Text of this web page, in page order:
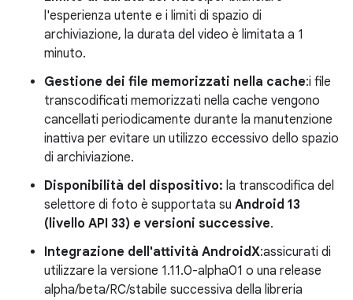
l'esperienza utente e i limiti di spazio di
archiviazione, la durata del video è limitata a 1
minuto.
Gestione dei file memorizzati nella cache:i file
transcodificati memorizzati nella cache vengono
cancellati periodicamente durante la manutenzione
inattiva per evitare un utilizzo eccessivo dello spazio
di archiviazione.
Disponibilità del dispositivo: la transcodifica del
selettore di foto è supportata su Android 13
(livello API 33) e versioni successive.
Integrazione dell'attività AndroidX:assicurati di
utilizzare la versione 1.11.0-alpha01 o una release
alpha/beta/RC/stabile successiva della libreria